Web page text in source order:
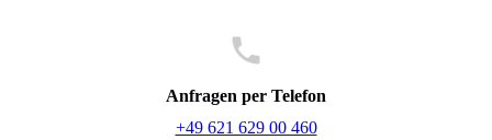
Anfragen per Telefon
+49 621 629 00 460